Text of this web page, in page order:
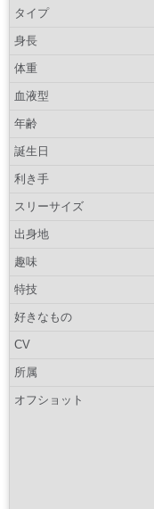
タイプ
身長
体重
血液型
年齢
誕生日
利き手
スリーサイズ
出身地
趣味
特技
好きなもの
CV
所属
オフショット